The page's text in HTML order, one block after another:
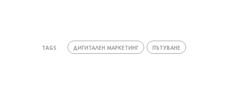
TAGS ДИГИТАЛЕН МАРКЕТИНГ ПЪТУВАНЕ